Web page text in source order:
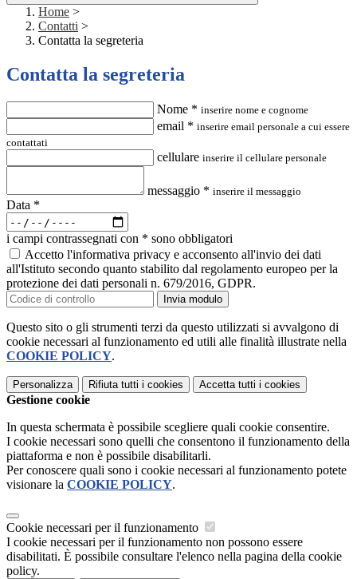
Home >
Contatti >
Contatta la segreteria
Contatta la segreteria
Nome * inserire nome e cognome
email * inserire email personale a cui essere
contattati
cellulare inserire il cellulare personale
messaggio * inserire il messaggio
Data *
i campi contrassegnati con * sono obbligatori
Accetto l'informativa privacy e acconsento all'invio dei dati
all'Istituto secondo quanto stabilito dal regolamento europeo per la
protezione dei dati personali n. 679/2016, GDPR.
Invia modulo
Questo sito o gli strumenti terzi da questo utilizzati si avvalgono di
cookie necessari al funzionamento ed utili alle finalità illustrate nella
COOKIE POLICY.
Personalizza Rifiuta tutti i cookies Accetta tutti i cookies
Gestione cookie
In questa schermata è possibile scegliere quali cookie consentire.
I cookie necessari sono quelli che consentono il funzionamento della
piattaforma e non è possibile disabilitarli.
Per conoscere quali sono i cookie necessari al funzionamento potete
visionare la COOKIE POLICY.
Cookie necessari per il funzionamento
I cookie necessari per il funzionamento non possono essere
disabilitati. È possibile consultare l'elenco nella pagina della cookie
policy.